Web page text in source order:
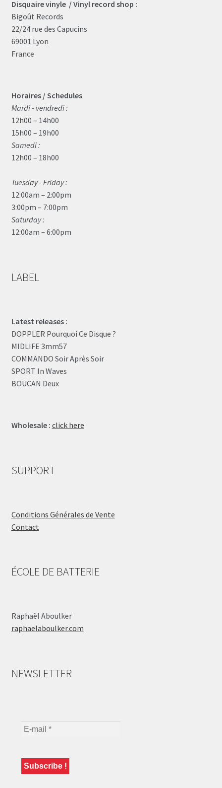
Disquaire vinyle / Vinyl record shop :
Bigoût Records
22/24 rue des Capucins
69001 Lyon
France
Horaires / Schedules
Mardi - vendredi :
12h00 – 14h00
15h00 – 19h00
Samedi :
12h00 – 18h00
Tuesday - Friday :
12:00am – 2:00pm
3:00pm – 7:00pm
Saturday :
12:00am – 6:00pm
LABEL
Latest releases :
DOPPLER Pourquoi Ce Disque ?
MIDLIFE 3mm57
COMMANDO Soir Après Soir
SPORT In Waves
BOUCAN Deux
Wholesale : click here
SUPPORT
Conditions Générales de Vente
Contact
ÉCOLE DE BATTERIE
Raphaël Aboulker
raphaelaboulker.com
NEWSLETTER